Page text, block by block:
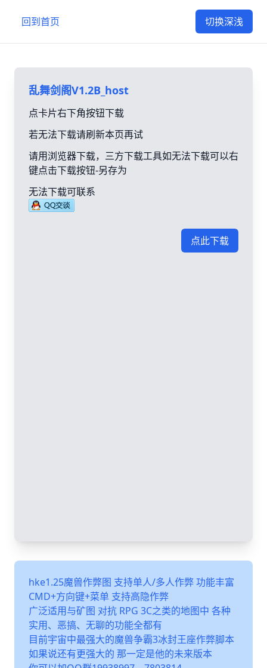
回到首页 切换深浅
乱舞剑阁V1.2B_host
点卡片右下角按钮下载
若无法下载请刷新本页再试
请用浏览器下载，三方下载工具如无法下载可以右
键点击下载按钮-另存为
无法下载可联系
点此下载
hke1.25魔兽作弊图 支持单人/多人作弊 功能丰富
CMD+方向键+菜单 支持高隐作弊
广泛适用与矿图 对抗 RPG 3C之类的地图中 各种
实用、恶搞、无聊的功能全都有
目前宇宙中最强大的魔兽争霸3冰封王座作弊脚本
如果说还有更强大的 那一定是他的未来版本